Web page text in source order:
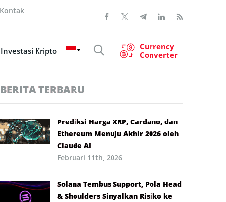
Kontak
Investasi Kripto
Currency
Converter
BERITA TERBARU
Prediksi Harga XRP, Cardano, dan
Ethereum Menuju Akhir 2026 oleh
Claude AI
Februari 11th, 2026
Solana Tembus Support, Pola Head
& Shoulders Sinyalkan Risiko ke